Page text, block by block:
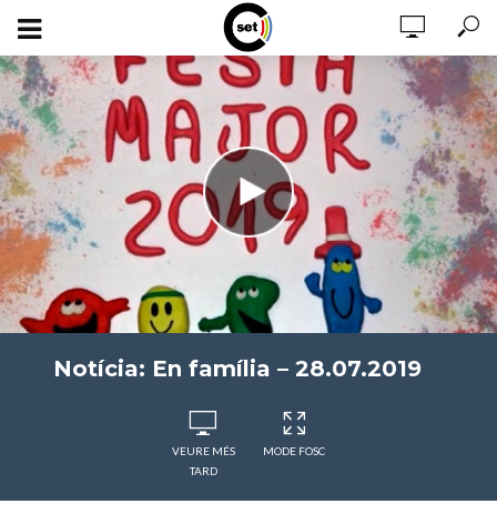
Notícia: En família – 28.07.2019
VEURE MÉS
TARD
MODE FOSC